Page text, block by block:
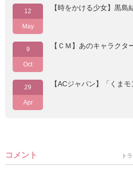
12
May
【時をかける少女】黒島
9
Oct
【ＣＭ】あのキャラクタ
29
Apr
【ACジャパン】「くま
コメント ト